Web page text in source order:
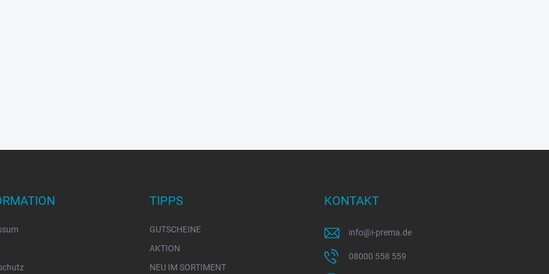
TIPPS
GUTSCHEINE
AKTION
NEU IM SORTIMENT
KONTAKT
info@i-prema.de
08000 558 559